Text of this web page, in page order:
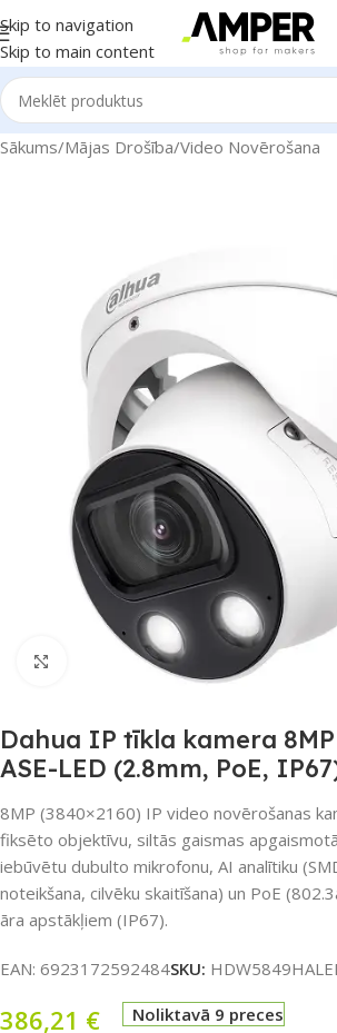
Skip to navigation
Skip to main content
Sākums/Mājas Drošība/Video Novērošana
Noklikšķiniet, lai palielinātu
Dahua IP tīkla kamera
ASE-LED (2.8mm, PoE,
8MP (3840×2160) IP video novērošanas
fiksēto objektīvu, siltās gaismas
iebūvētu dubulto mikrofonu, AI analītiku
noteikšana, cilvēku skaitīšana) un PoE
āra apstākļiem (IP67).
EAN: 6923172592484SKU:
386,21 € Noliktavā 9 preces